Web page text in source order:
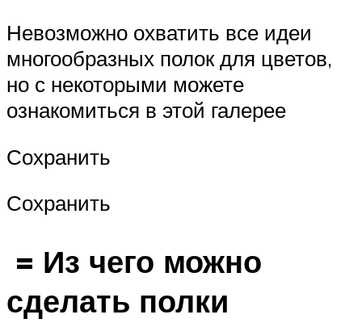
Невозможно охватить все идеи
многообразных полок для цветов,
но с некоторыми можете
ознакомиться в этой галерее
Сохранить
Сохранить
= Из чего можно
сделать полки